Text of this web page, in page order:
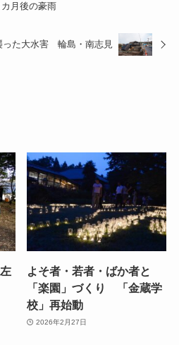
月後の豪雨
った大水害 輪島・南志見
よそ者・若者・ばか者と
「楽園」づくり 「金蔵学
校」再始動
2026年2月27日